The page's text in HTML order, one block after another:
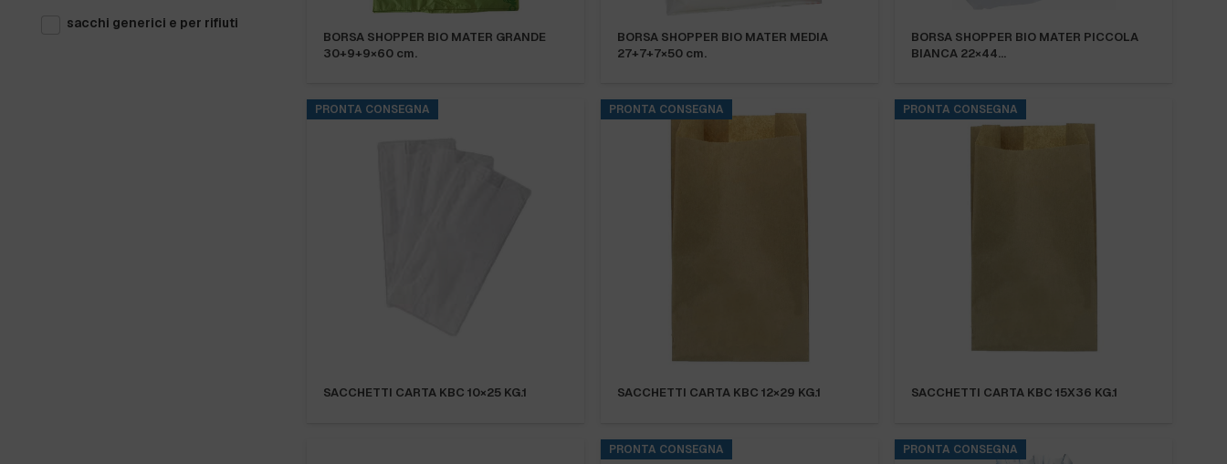
sacchi generici e per rifiuti
BORSA SHOPPER BIO MATER GRANDE
30+9+9×60 cm.
BORSA SHOPPER BIO MATER MEDIA
27+7+7×50 cm.
BORSA SHOPPER BIO MATER PICCOLA
BIANCA 22×44…
PRONTA CONSEGNA
SACCHETTI CARTA KBC 10×25 KG.1
PRONTA CONSEGNA
SACCHETTI CARTA KBC 12×29 KG.1
PRONTA CONSEGNA
SACCHETTI CARTA KBC 15X36 KG.1
PRONTA CONSEGNA PRONTA CONSEGNA